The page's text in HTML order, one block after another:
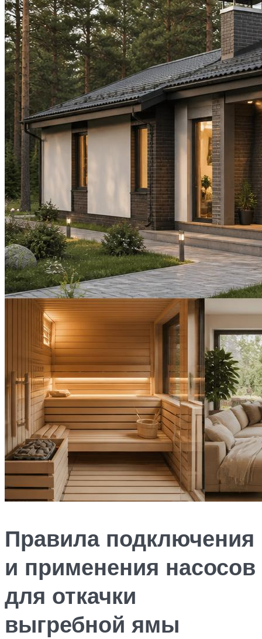
Правила подключения
и применения насосов
для откачки
выгребной ямы